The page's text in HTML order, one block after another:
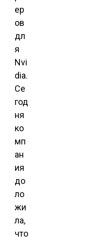
ер
ов
дл
я
Nvi
dia.
Се
год
ня
ко
мп
ан
ия
до
ло
жи
ла,
что